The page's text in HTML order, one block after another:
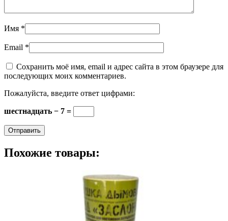
Имя *
Email *
Сохранить моё имя, email и адрес сайта в этом браузере для
последующих моих комментариев.
Пожалуйста, введите ответ цифрами:
шестнадцать − 7 =
Похожие товары: